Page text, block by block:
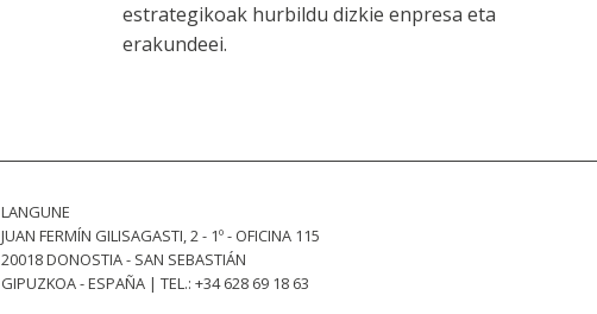
estrategikoak hurbildu dizkie enpresa eta
erakundeei.
LANGUNE
JUAN FERMÍN GILISAGASTI, 2 - 1º - OFICINA 115
20018 DONOSTIA - SAN SEBASTIÁN
GIPUZKOA - ESPAÑA | TEL.: +34 628 69 18 63